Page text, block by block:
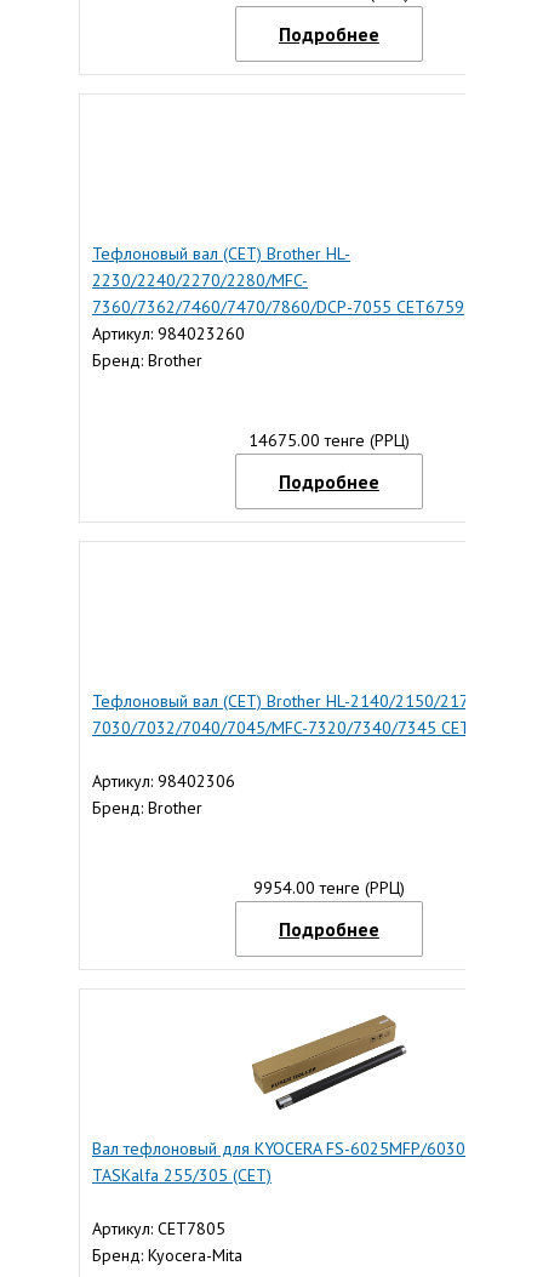
Подробнее
Тефлоновый вал (CET) Brother HL-
2230/2240/2270/2280/MFC-
7360/7362/7460/7470/7860/DCP-7055 CET6759
Артикул: 984023260
Бренд: Brother
14675.00 тенге (РРЦ)
Подробнее
Тефлоновый вал (CET) Brother HL-2140/2150/2170/DCP-
7030/7032/7040/7045/MFC-7320/7340/7345 CET6494
Артикул: 98402306
Бренд: Brother
9954.00 тенге (РРЦ)
Подробнее
Вал тефлоновый для KYOCERA FS-6025MFP/6030MFP,
TASKalfa 255/305 (CET)
Артикул: CET7805
Бренд: Kyocera-Mita